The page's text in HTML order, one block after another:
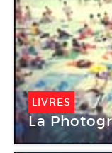
LIVRES
La